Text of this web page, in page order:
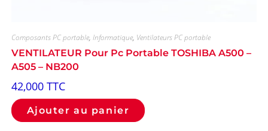
Composants PC portable, Informatique, Ventilateurs PC portable
VENTILATEUR Pour Pc Portable TOSHIBA A500 –
A505 – NB200
42,000 TTC
Ajouter au panier